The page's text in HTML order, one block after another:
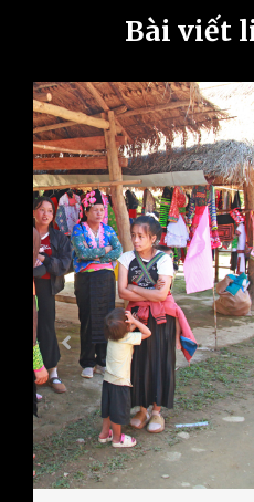
Bài viết